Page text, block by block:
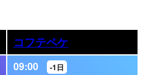
コフテペケ
09:00 -1日